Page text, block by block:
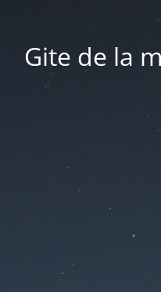
Gite de la